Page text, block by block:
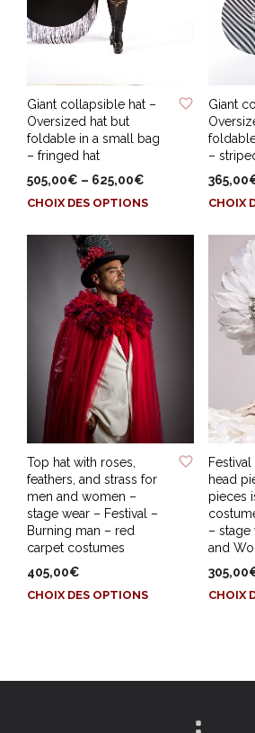
ADD TO WISHLIST
Giant collapsible hat –
Oversized hat but
foldable in a small bag
– fringed hat
505,00€ – 625,00€
CHOIX DES OPTIONSCe
a
options
peuvent
être
choisies
sur
page
produit
Giant
–
365,00
CHOIX
ADD TO WISHLIST
Top hat with roses,
feathers, and strass for
men and women –
stage wear – Festival –
Burning man – red
carpet costumes
405,00€
CHOIX DES OPTIONSCe
ADD
Festival
head
pieces
– stage
and
305,00
CHOIX